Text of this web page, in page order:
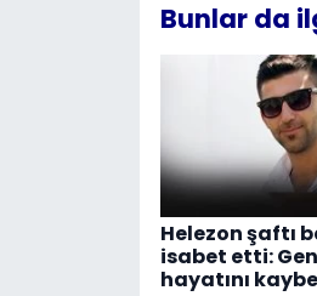
Bunlar da
Helezon şaftı
isabet etti:
hayatını